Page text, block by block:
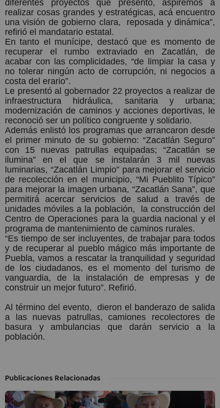
diferentes proyectos que presentó, aspiremos a
realizar cosas grandes y estratégicas, acá encuentro
una visión de gobierno clara,
reposada y dinámica”,
refirió el mandatario estatal.
En tanto el munícipe, destacó que es momento de
recuperar el rumbo extraviado en Zacatlán, de
acabar con las complicidades, “de limpiar la casa y
no tolerar ningún acto de corrupción, ni negocios a
costa del erario”.
Le presentó al gobernador 22 proyectos a realizar de
infraestructura hidráulica, sanitaria y urbana;
modernización de caminos y acciones deportivas, le
reconoció ser un político congruente y solidario.
Además enlistó los programas que arrancaron desde
el primer minuto de su gobierno: “Zacatlán Seguro”
con 15 nuevas patrullas equipadas; “Zacatlán se
ilumina” en el que se instalarán 3 mil nuevas
luminarias, “Zacatlán Limpio” para mejorar el servicio
de recolección en el municipio, “Mi Pueblito Típico”
para mejorar la imagen urbana, “Zacatlán Sana”, que
permitirá acercar servicios de salud a través de
unidades móviles a la población,
la construcción del
Centro de Operaciones para la guardia nacional y el
programa de mantenimiento de caminos rurales.
“Es tiempo de ser incluyentes, de trabajar para todos
y de recuperar al pueblo mágico más importante de
Puebla, vamos a rescatar la tranquilidad y seguridad
de los ciudadanos, es el momento del turismo de
vanguardia, de la instalación de empresas y de
construir un mejor futuro”. Refirió.
Al término del evento,
dieron el banderazo de salida
a las nuevas patrullas, camiones recolectores de
basura y ambulancias que darán servicio a la
población.
Publicaciones Relacionadas